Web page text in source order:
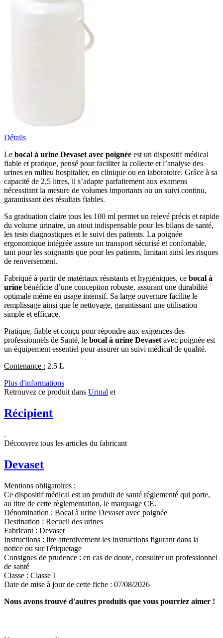
Détails
Le bocal à urine Devaset avec poignée est un dispositif médical
fiable et pratique, pensé pour faciliter la collecte et l’analyse des
urines en milieu hospitalier, en clinique ou en laboratoire. Grâce à sa
capacité de 2,5 litres, il s’adapte parfaitement aux examens
nécessitant la mesure de volumes importants ou un suivi continu,
garantissant des résultats fiables.
Sa graduation claire tous les 100 ml permet un relevé précis et rapide
du volume urinaire, un atout indispensable pour les bilans de santé,
les tests diagnostiques et le suivi des patients. La poignée
ergonomique intégrée assure un transport sécurisé et confortable,
tant pour les soignants que pour les patients, limitant ainsi les risques
de renversement.
Fabriqué à partir de matériaux résistants et hygiéniques, ce bocal à
urine bénéficie d’une conception robuste, assurant une durabilité
optimale même en usage intensif. Sa large ouverture facilite le
remplissage ainsi que le nettoyage, garantissant une utilisation
simple et efficace.
Pratique, fiable et conçu pour répondre aux exigences des
professionnels de Santé, le bocal à urine Devaset avec poignée est
un équipement essentiel pour assurer un suivi médical de qualité.
Contenance : 2,5 L
Plus d'informations
Retrouvez ce produit dans Urinal et
Récipient
.
Découvrez tous les articles du fabricant
Devaset
Mentions obligatoires :
Ce dispositif médical est un produit de santé réglementé qui porte,
au titre de cette règlementation, le marquage CE.
Dénomination : Bocal à urine Devaset avec poignée
Destination : Recueil des urines
Fabricant : Devaset
Instructions : lire attentivement les instructions figurant dans la
notice ou sur l'étiquetage
Consignes de prudence : en cas de doute, consulter un professionnel
de santé
Classe : Classe I
Date de mise à jour de cette fiche : 07/08/2026
Nous avons trouvé d'autres produits que vous pourriez aimer !